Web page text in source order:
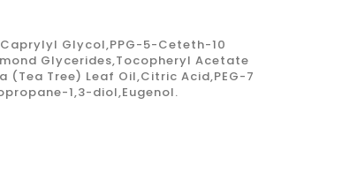
Glycol,PPG-5-Ceteth-10
Glycerides,Tocopheryl Acetate
Tree) Leaf Oil,Citric Acid,PEG-7
1,3-diol,Eugenol.